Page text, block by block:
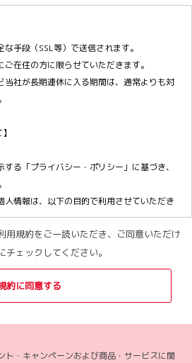
手段（SSL等）で送信されます。
在住の方に限らせていただきます。
社が長期連休に入る期間は、通常よりも対
る「プライバシー・ポリシー」に基づき、
情報は、以下の目的で利用させていただき
るにあたって問題が発生した場合の確認・
合のリクエスト情報の確認
ために行う、お客様に対する迅速なご連絡
るご連絡）
お客様満足向上策などの検討のためのお客
用規約をご一読いただき、ご同意いただけ
ェックしてください。
約に同意する
ト・キャンペーンおよび商品・サービスに関